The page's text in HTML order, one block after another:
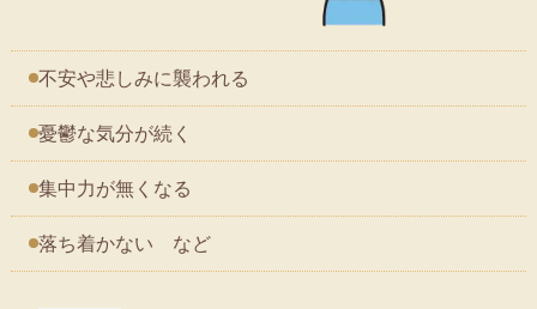
不安や悲しみに襲われる
憂鬱な気分が続く
集中力が無くなる
落ち着かない など